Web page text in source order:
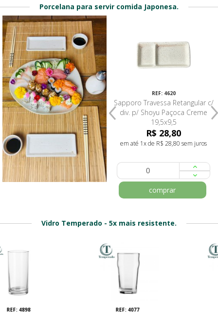
Porcelana para servir comida Japonesa.
REF: 4620
Sapporo Travessa Retangular c/
div. p/ Shoyu Paçoca Creme
19,5x9,5
R$ 28,80
em até 1x de R$ 28,80 sem juros
REF: 4448
Sapporo Garrafa Amassadinha
para Shoyu paçoca Creme
180ml
R$ 26,80
R$ 24,80
em até 1x de R$ 24,80 sem juros
comprar
Vidro Temperado - 5x mais resistente.